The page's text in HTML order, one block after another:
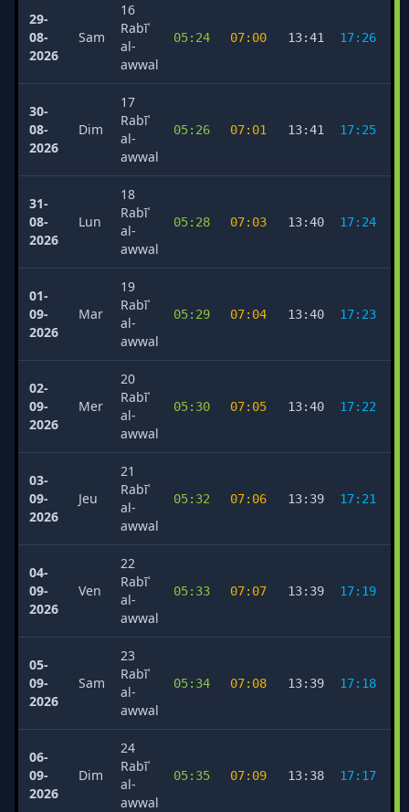
29-
08-
2026
Sam
16
Rabīʿ
al-
awwal
05:24 07:00 13:41 17:26
30-
08-
2026
Dim
17
Rabīʿ
al-
awwal
05:26 07:01 13:41 17:25
31-
08-
2026
Lun
18
Rabīʿ
al-
awwal
05:28 07:03 13:40 17:24
01-
09-
2026
Mar
19
Rabīʿ
al-
awwal
05:29 07:04 13:40 17:23
02-
09-
2026
Mer
20
Rabīʿ
al-
awwal
05:30 07:05 13:40 17:22
03-
09-
2026
Jeu
21
Rabīʿ
al-
awwal
05:32 07:06 13:39 17:21
04-
09-
2026
Ven
22
Rabīʿ
al-
awwal
05:33 07:07 13:39 17:19
05-
09-
2026
Sam
23
Rabīʿ
al-
awwal
05:34 07:08 13:39 17:18
06-
09-
2026
Dim
24
Rabīʿ
al-
awwal
05:35 07:09 13:38 17:17